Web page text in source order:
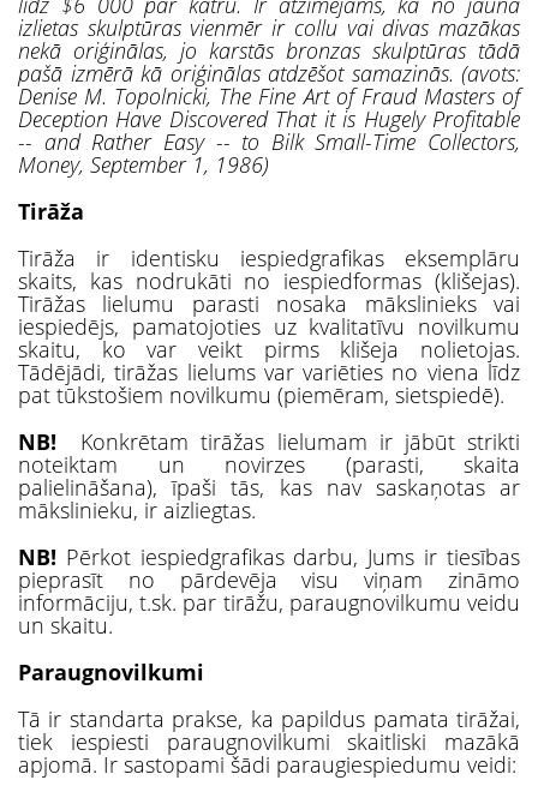
izlietas skulptūras vienmēr ir collu vai divas mazākas
nekā oriģinālas, jo karstās bronzas skulptūras tādā
pašā izmērā kā oriģinālas atdzēšot samazinās. (avots:
Denise M. Topolnicki, The Fine Art of Fraud Masters of
Deception Have Discovered That it is Hugely Profitable
-- and Rather Easy -- to Bilk Small-Time Collectors,
Money, September 1, 1986)
Tirāža
Tirāža ir identisku iespiedgrafikas eksemplāru
skaits, kas nodrukāti no iespiedformas (klišejas).
Tirāžas lielumu parasti nosaka mākslinieks vai
iespiedējs, pamatojoties uz kvalitatīvu novilkumu
skaitu, ko var veikt pirms klišeja nolietojas.
Tādējādi, tirāžas lielums var variēties no viena līdz
pat tūkstošiem novilkumu (piemēram, sietspiedē).
NB! Konkrētam tirāžas lielumam ir jābūt strikti
noteiktam un novirzes (parasti, skaita
palielināšana), īpaši tās, kas nav saskaņotas ar
mākslinieku, ir aizliegtas.
NB! Pērkot iespiedgrafikas darbu, Jums ir tiesības
pieprasīt no pārdevēja visu viņam zināmo
informāciju, t.sk. par tirāžu, paraugnovilkumu veidu
un skaitu.
Paraugnovilkumi
Tā ir standarta prakse, ka papildus pamata tirāžai,
tiek iespiesti paraugnovilkumi skaitliski mazākā
apjomā. Ir sastopami šādi paraugiespiedumu veidi: